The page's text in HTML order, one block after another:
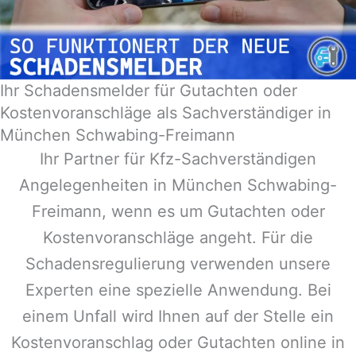
Ihr Schadensmelder für Gutachten oder
Kostenvoranschläge als Sachverständiger in
München Schwabing-Freimann
Ihr Partner für Kfz-Sachverständigen
Angelegenheiten in München Schwabing-
Freimann, wenn es um Gutachten oder
Kostenvoranschläge angeht. Für die
Schadensregulierung verwenden unsere
Experten eine spezielle Anwendung. Bei
einem Unfall wird Ihnen auf der Stelle ein
Kostenvoranschlag oder Gutachten online in